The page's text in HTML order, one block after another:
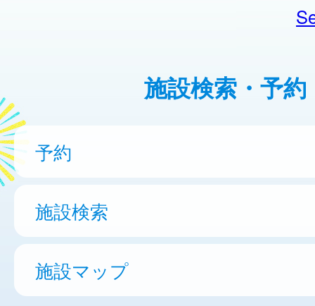
施設検索・予約
予約
施設検索
施設マップ